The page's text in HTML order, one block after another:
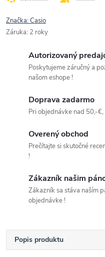
Značka:Casio
Záruka: 2 roky
Autorizovaný
Poskytujeme záručný a
našom eshope !
Doprava zadarmo
Pri objednávke nad 50,-
Overený obchod
Prečítajte si skutočné
!
Zákazník našim
Zákazník sa stáva naším
objednávke !
Popis produktu